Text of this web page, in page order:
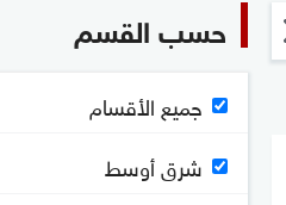
حسب القسم
جميع الأقسام
شرق أوسط